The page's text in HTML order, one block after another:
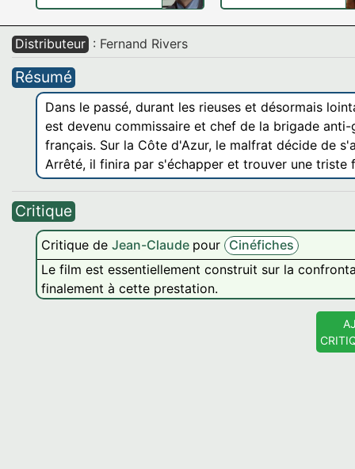
Distributeur : Fernand Rivers
Résumé
Dans le passé, durant les rieuses et désormais
est devenu commissaire et chef de la brigade
français. Sur la Côte d'Azur, le malfrat décide de
Arrêté, il finira par s'échapper et trouver une triste
Critique
Critique de Jean-Claude pour Cinéfiches
Le film est essentiellement construit sur la
finalement à cette prestation.